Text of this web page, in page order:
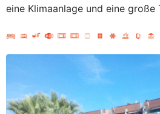
eine Klimaanlage und eine große